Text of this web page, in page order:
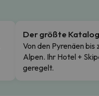
Der größte Katalog
Von den Pyrenäen bis
Alpen. Ihr Hotel +
geregelt.